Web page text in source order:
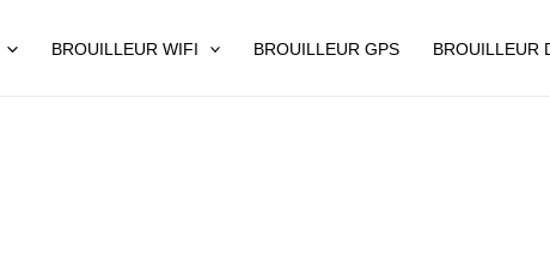
BROUILLEUR WIFI BROUILLEUR GPS BROUILLEUR